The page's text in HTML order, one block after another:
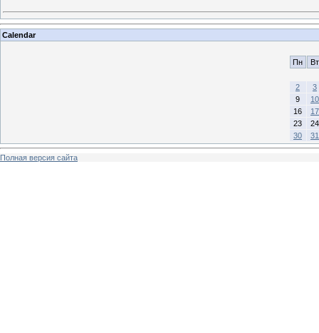
Calendar
Пн Вт
2
3
9
10
16
17
23
24
30
31
Полная версия сайта